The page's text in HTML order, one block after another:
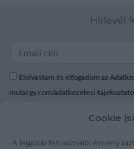
Cookie
A legjobb felhasználói élmény
Hírlevél
Elolvastam és elfogadom az
mutargy.com/adatkezelesi-
Médiaajánlat